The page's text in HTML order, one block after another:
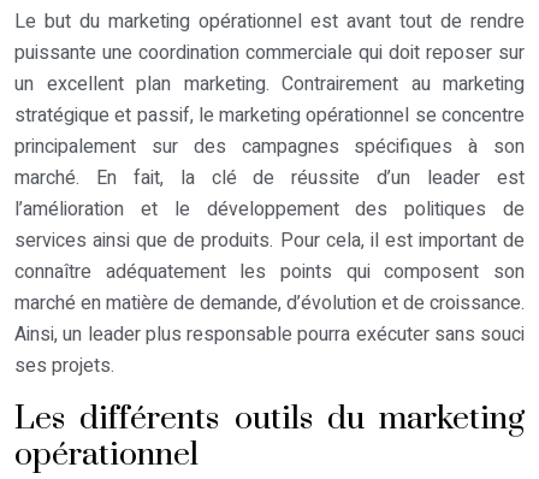
Le but du marketing opérationnel est avant tout de rendre
puissante une coordination commerciale qui doit reposer sur
un excellent plan marketing. Contrairement au marketing
stratégique et passif, le marketing opérationnel se concentre
principalement sur des campagnes spécifiques à son
marché. En fait, la clé de réussite d’un leader est
l’amélioration et le développement des politiques de
services ainsi que de produits. Pour cela, il est important de
connaître adéquatement les points qui composent son
marché en matière de demande, d’évolution et de croissance.
Ainsi, un leader plus responsable pourra exécuter sans souci
ses projets.
Les différents outils du marketing
opérationnel